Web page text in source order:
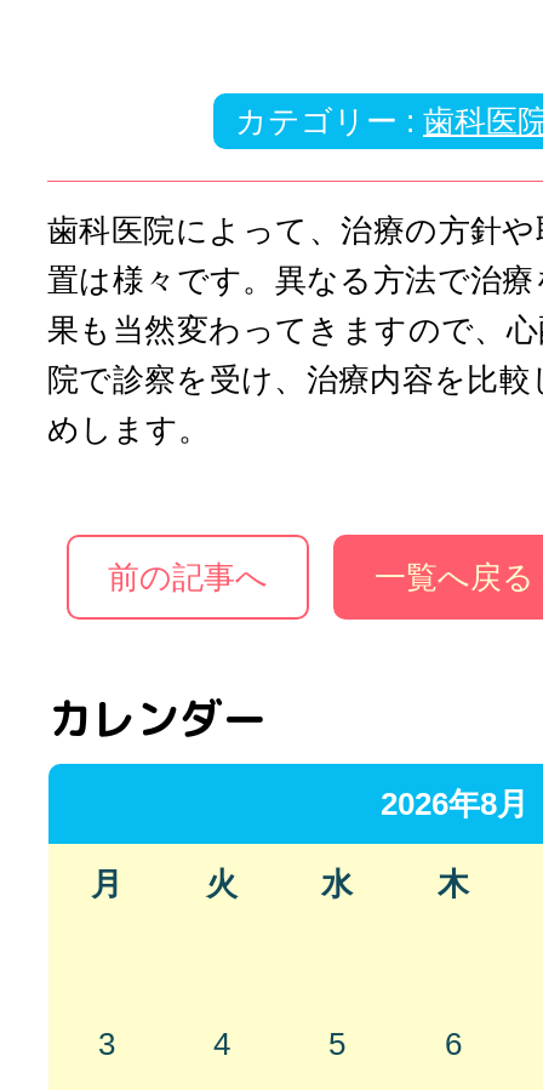
カテゴリー : 歯科医
歯科医院によって、治療の方針
置は様々です。異なる方法で治
果も当然変わってきますので、
院で診察を受け、治療内容を比
めします。
前の記事へ 一覧へ戻る
カレンダー
2026年8月
月 火 水 木
3 4 5 6